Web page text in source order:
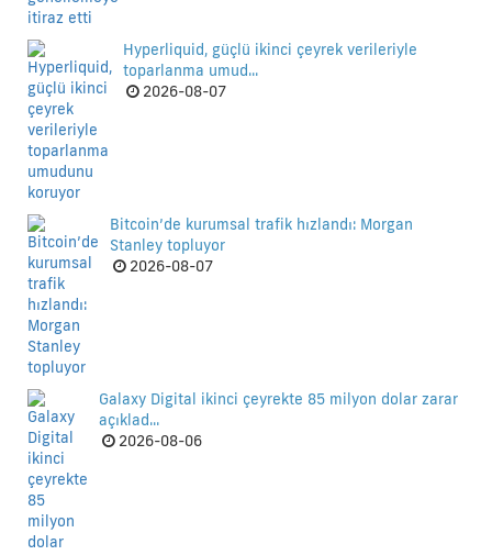
Hyperliquid, güçlü ikinci çeyrek verileriyle
toparlanma umud...
2026-08-07
Bitcoin’de kurumsal trafik hızlandı: Morgan
Stanley topluyor
2026-08-07
Galaxy Digital ikinci çeyrekte 85 milyon dolar zarar
açıklad...
2026-08-06